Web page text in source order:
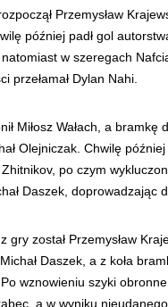
Przemysław
później padł gol
w szeregach
przełamał Dylan Nahi.
Miłosz Wałach, a
Olejniczak. Chwilę
po czym
Daszek, doprowadzając
gry został Przemysław
Daszek, a z koła
wznowieniu szyki
a w wyniku